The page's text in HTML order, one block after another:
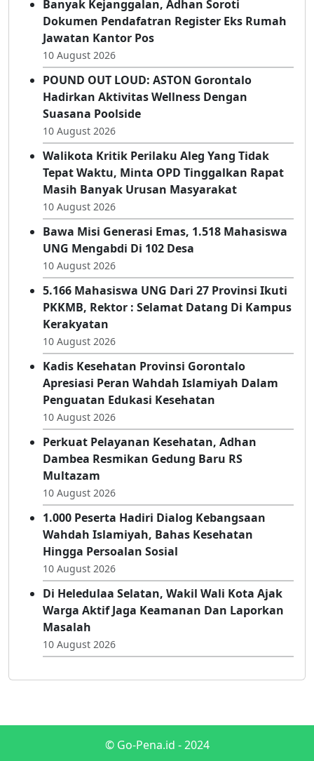
LSM Diminta Jangan Cari Panggung
10 August 2026
Banyak Kejanggalan, Adhan Soroti
Dokumen Pendafatran Register Eks Rumah
Jawatan Kantor Pos
10 August 2026
POUND OUT LOUD: ASTON Gorontalo
Hadirkan Aktivitas Wellness Dengan
Suasana Poolside
10 August 2026
Walikota Kritik Perilaku Aleg Yang Tidak
Tepat Waktu, Minta OPD Tinggalkan Rapat
Masih Banyak Urusan Masyarakat
10 August 2026
Bawa Misi Generasi Emas, 1.518 Mahasiswa
UNG Mengabdi Di 102 Desa
10 August 2026
5.166 Mahasiswa UNG Dari 27 Provinsi Ikuti
PKKMB, Rektor : Selamat Datang Di Kampus
Kerakyatan
10 August 2026
Kadis Kesehatan Provinsi Gorontalo
Apresiasi Peran Wahdah Islamiyah Dalam
Penguatan Edukasi Kesehatan
10 August 2026
Perkuat Pelayanan Kesehatan, Adhan
Dambea Resmikan Gedung Baru RS
Multazam
10 August 2026
1.000 Peserta Hadiri Dialog Kebangsaan
Wahdah Islamiyah, Bahas Kesehatan
Hingga Persoalan Sosial
10 August 2026
Di Heledulaa Selatan, Wakil Wali Kota Ajak
Warga Aktif Jaga Keamanan Dan Laporkan
Masalah